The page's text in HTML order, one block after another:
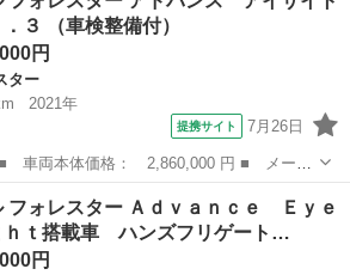
2000cc ■ ドア枚数： 5D ■ ミッショ...
３ （車検整備付）
円
ター
2021年
提携サイト 7月26日
： フォレスター ■ グレード名： アド
．３ ■ 排気量： 2000cc ■ ドア枚数...
フォレスター Ａｄｖａｎｃｅ Ｅｙｅ
ｈｔ搭載車 ハンズフリゲート…
円